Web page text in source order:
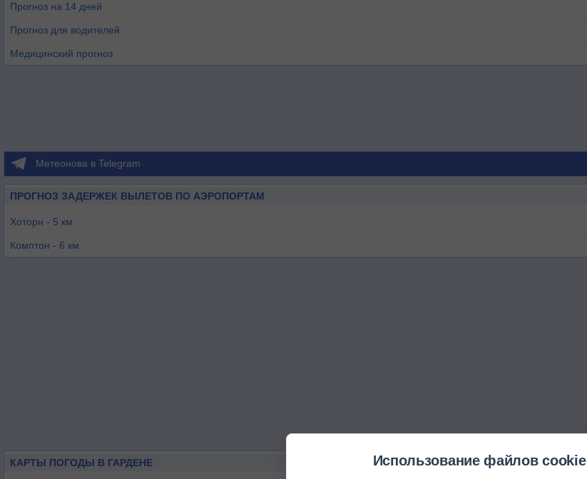
Прогноз на 14 дней
Прогноз для водителей
Медицинский прогноз
Метеонова в Telegram
ПРОГНОЗ ЗАДЕРЖЕК ВЫЛЕТОВ ПО АЭРОПОРТАМ
Хоторн - 5 км
Комптон - 6 км
КАРТЫ ПОГОДЫ В ГАРДЕНЕ
Использование файлов cookie